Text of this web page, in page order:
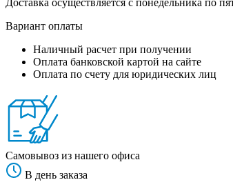
Вариант оплаты
Наличный расчет при получении
Оплата банковской картой на сайте
Оплата по счету для юридических лиц
Самовывоз из нашего офиса
В день заказа